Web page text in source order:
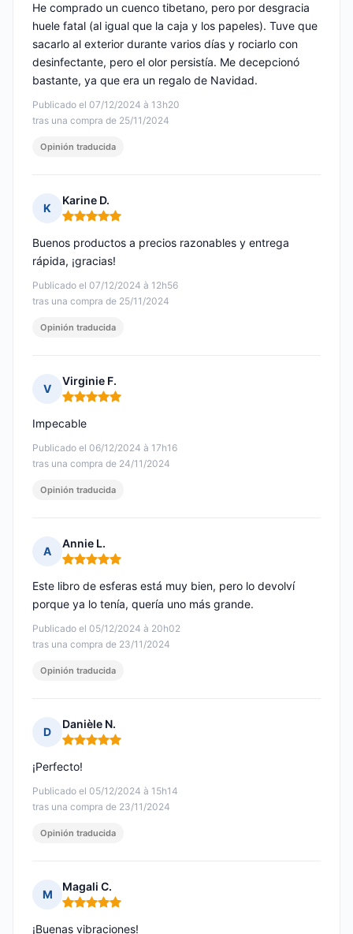
Publicado el 07/12/2024 à 13h20
tras una compra de 25/11/2024
He comprado un cuenco tibetano, pero por desgracia
huele fatal (al igual que la caja y los papeles). Tuve que
sacarlo al exterior durante varios días y rociarlo con
desinfectante, pero el olor persistía. Me decepcionó
bastante, ya que era un regalo de Navidad.
Opinión traducida
K
Karine D.
Nota: 5 de 5
Publicado el 07/12/2024 à 12h56
tras una compra de 25/11/2024
Buenos productos a precios razonables y entrega
rápida, ¡gracias!
Opinión traducida
V
Virginie F.
Nota: 5 de 5
Publicado el 06/12/2024 à 17h16
tras una compra de 24/11/2024
Impecable
Opinión traducida
A
Annie L.
Nota: 5 de 5
Publicado el 05/12/2024 à 20h02
tras una compra de 23/11/2024
Este libro de esferas está muy bien, pero lo devolví
porque ya lo tenía, quería uno más grande.
Opinión traducida
D
Danièle N.
Nota: 5 de 5
Publicado el 05/12/2024 à 15h14
tras una compra de 23/11/2024
¡Perfecto!
Opinión traducida
M
Magali C.
Nota: 5 de 5
¡Buenas vibraciones!